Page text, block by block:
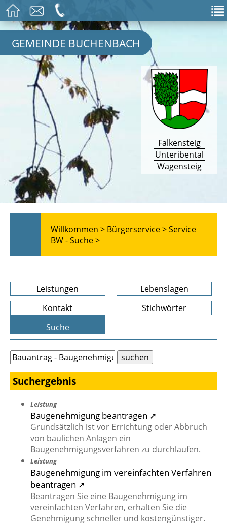
GEMEINDE BUCHENBACH
Falkensteig
Unteribental
Wagensteig
Willkommen > Bürgerservice >Service
BW - Suche >
Leistungen
Lebenslagen
Kontakt
Stichwörter
Suche
Suchergebnis
Leistung
Baugenehmigung beantragen ➚
Grundsätzlich ist vor Errichtung oder Abbruch
von baulichen Anlagen ein
Baugenehmigungsverfahren zu durchlaufen.
Leistung
Baugenehmigung im vereinfachten Verfahren
beantragen ➚
Beantragen Sie eine Baugenehmigung im
vereinfachten Verfahren, erhalten Sie die
Genehmigung schneller und kostengünstiger.